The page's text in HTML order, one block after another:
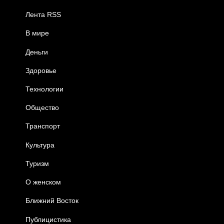
Лента RSS
В мире
Деньги
Здоровье
Технологии
Общество
Транспорт
Культура
Туризм
О женском
Ближний Восток
Публицистика